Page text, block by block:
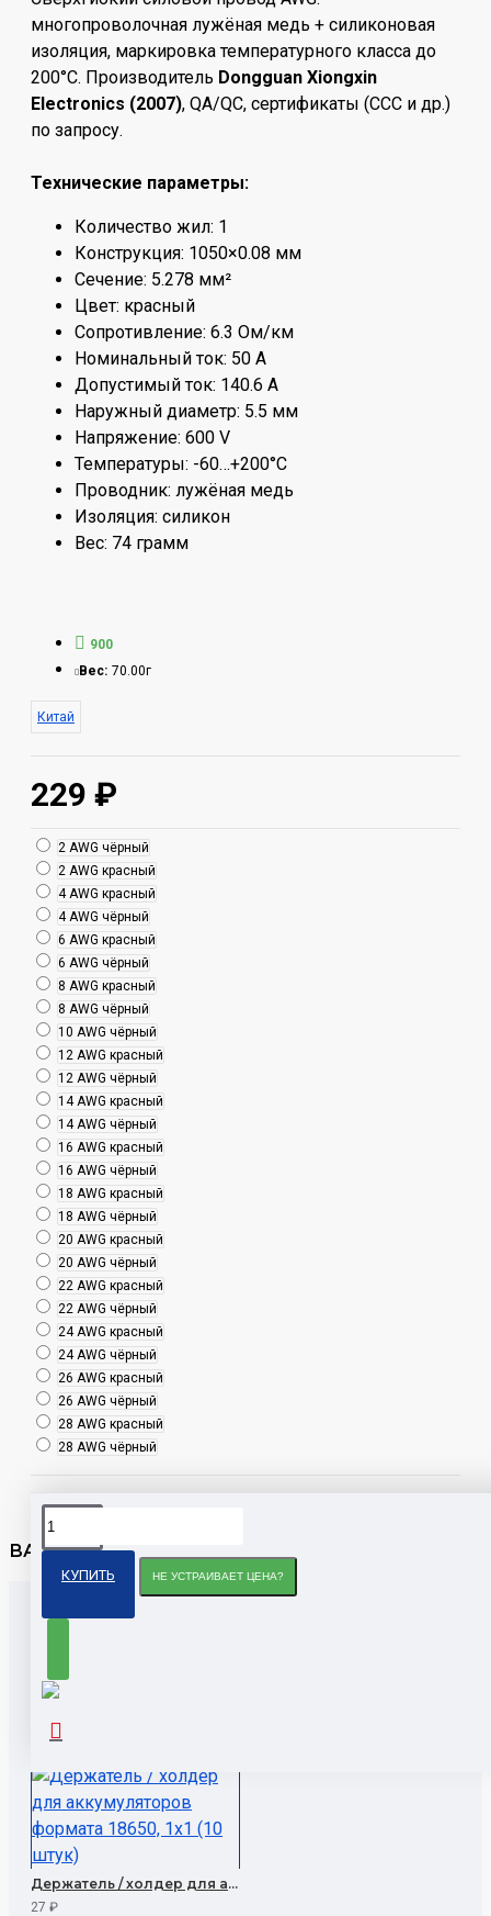
многопроволочная лужёная медь + силиконовая
изоляция, маркировка температурного класса до
200°C. Производитель Dongguan Xiongxin
Electronics (2007), QA/QC, сертификаты (CCC и др.)
по запросу.
Технические параметры:
Количество жил: 1
Конструкция: 1050×0.08 мм
Сечение: 5.278 мм²
Цвет: красный
Сопротивление: 6.3 Ом/км
Номинальный ток: 50 A
Допустимый ток: 140.6 A
Наружный диаметр: 5.5 мм
Напряжение: 600 V
Температуры: -60…+200°C
Проводник: лужёная медь
Изоляция: силикон
Вес: 74 грамм
229 ₽
900
Вес: 70.00г
Китай
2 AWG чёрный
2 AWG красный
4 AWG красный
4 AWG чёрный
6 AWG красный
6 AWG чёрный
8 AWG красный
8 AWG чёрный
10 AWG чёрный
12 AWG красный
12 AWG чёрный
14 AWG красный
14 AWG чёрный
16 AWG красный
16 AWG чёрный
18 AWG красный
18 AWG чёрный
20 AWG красный
20 AWG чёрный
22 AWG красный
22 AWG чёрный
24 AWG красный
24 AWG чёрный
26 AWG красный
26 AWG чёрный
28 AWG красный
28 AWG чёрный
КУПИТЬ НЕ УСТРАИВАЕТ ЦЕНА?
ВАША ЗАЯВКА ПРИНЯТА
Держатель / холдер для аккумуляторов формата 18650, 1x1 (10 штук)
27 ₽